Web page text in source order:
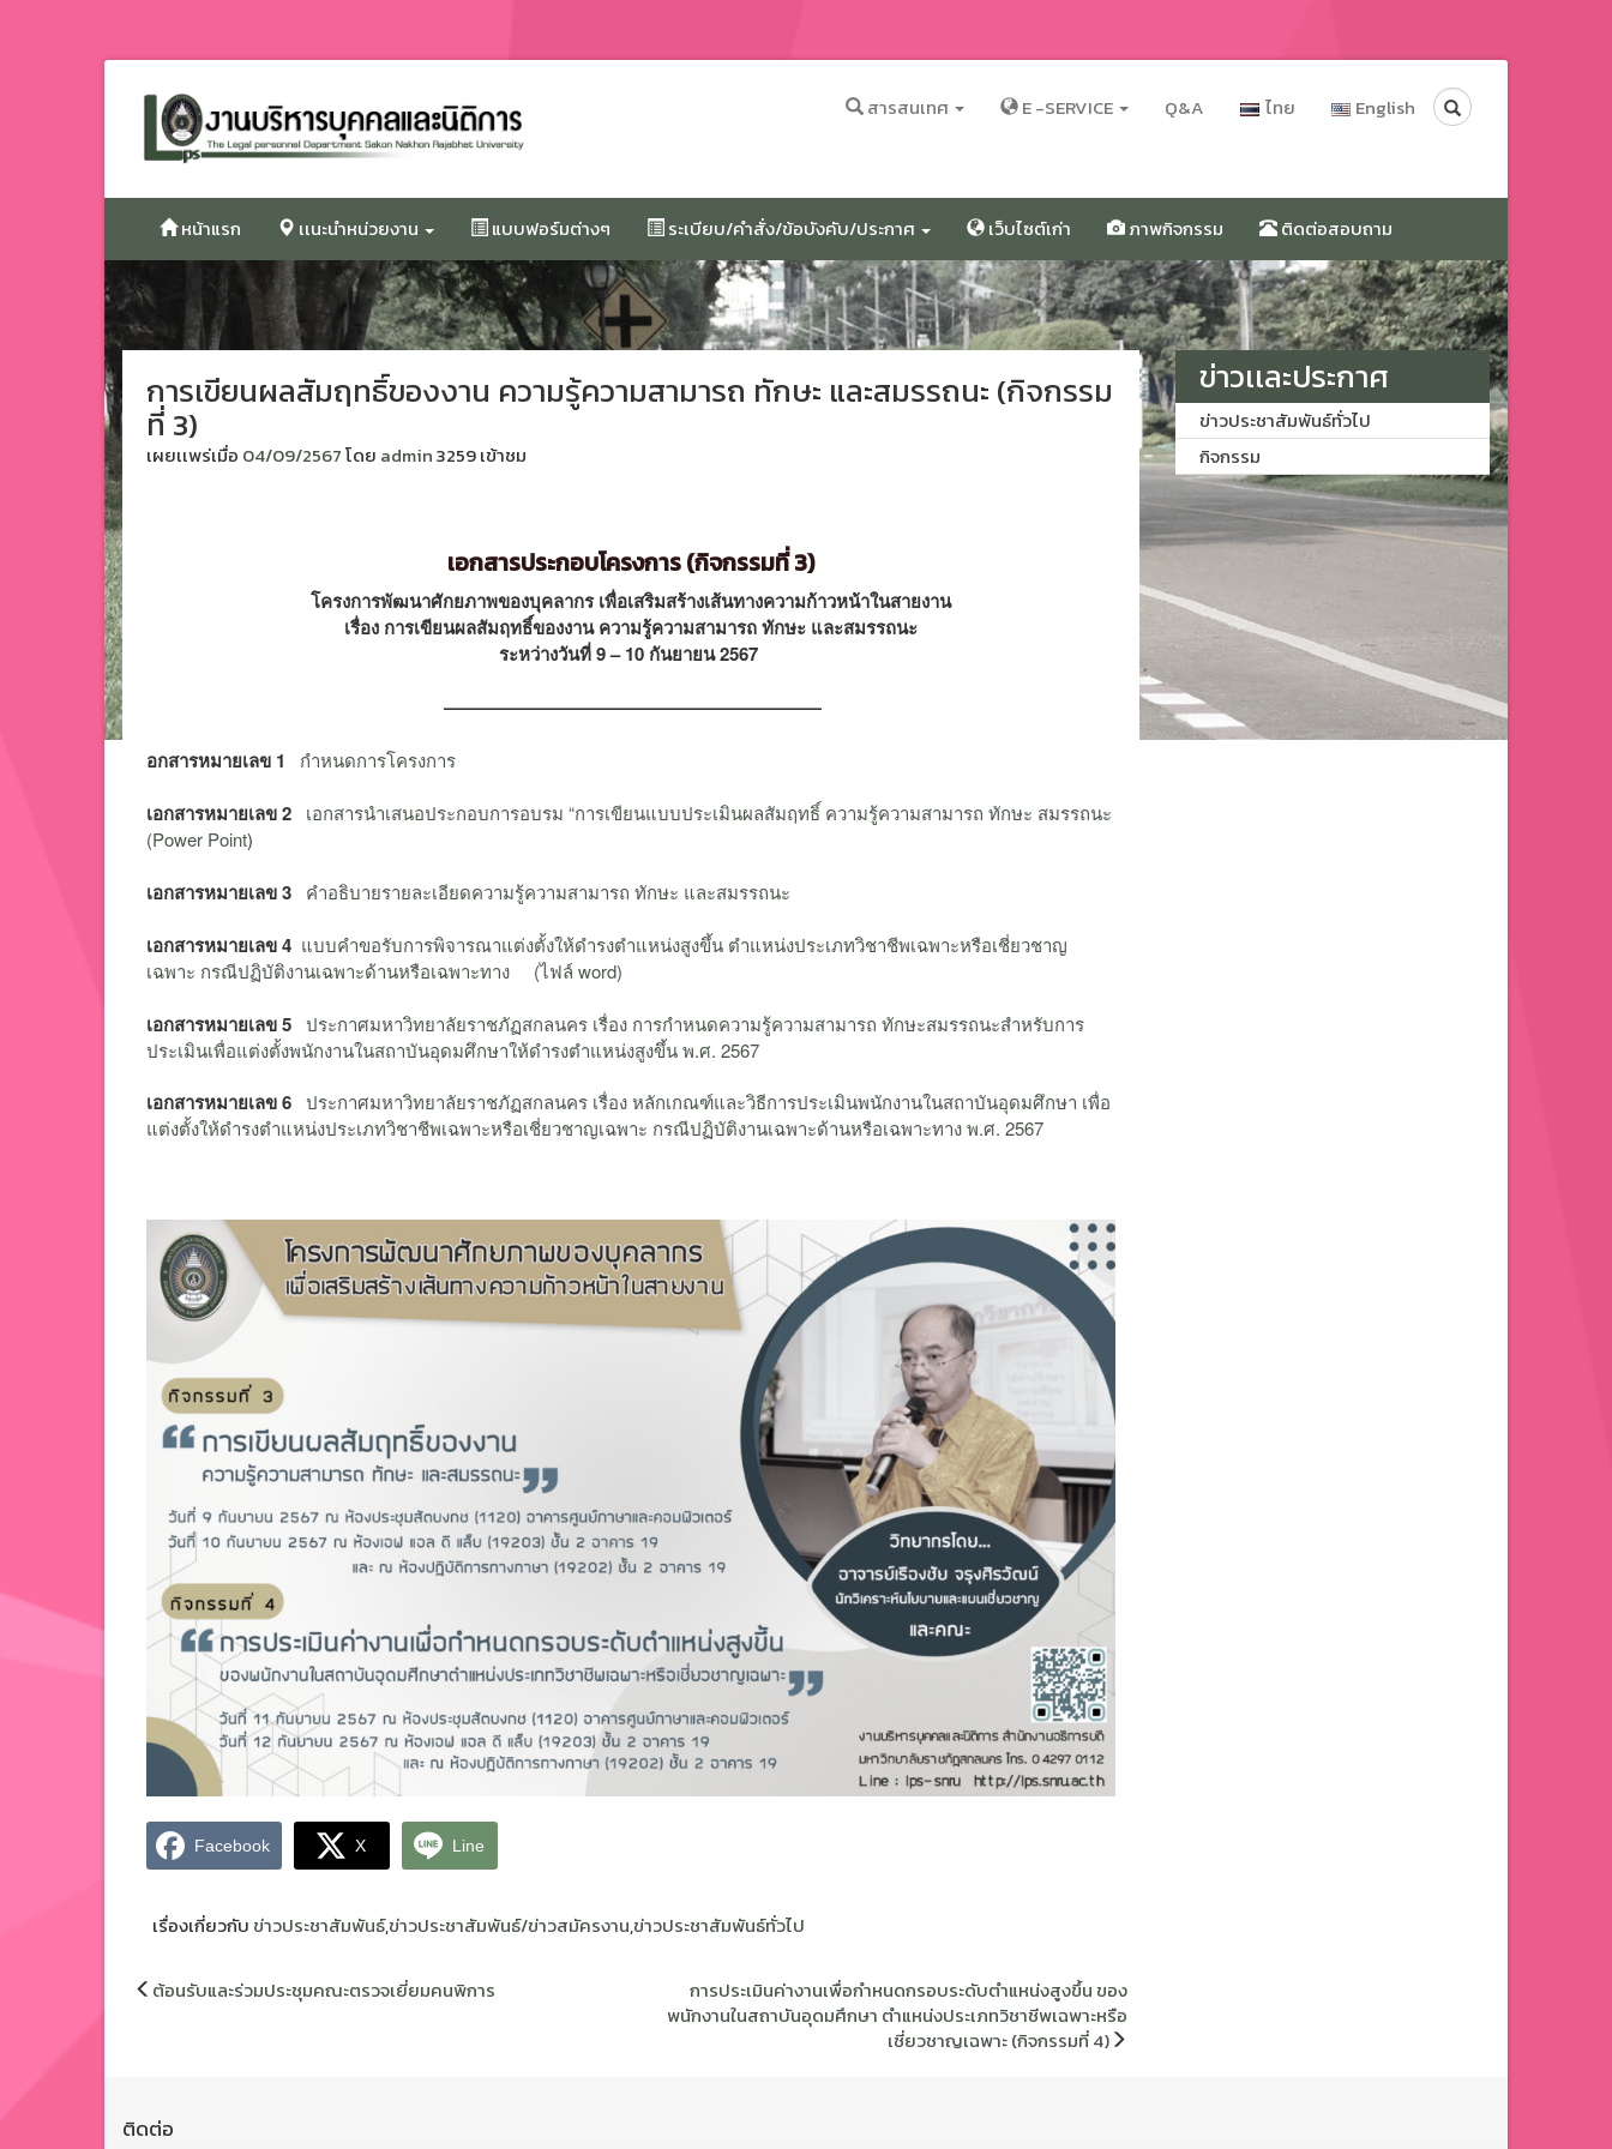
เนื้อหา
สารสนเทศ E -SERVICE Q&A ไทย English Search
หน้าแรก เเนะนำหน่วยงาน แบบฟอร์มต่างๆ ระเบียบ/คำสั่ง/ข้อบังคับ/ประกาศ เว็บไซต์เก่า ภาพกิจกรรม ติดต่อสอบถาม
การเขียนผลสัมฤทธิ์ของงาน ความรู้ความสามารถ ทักษะ และสมรรถนะ (กิจกรรม
ที่ 3)
เผยเเพร่เมื่อ 04/09/2567โดย admin3259 เข้าชม
เอกสารประกอบโครงการ (กิจกรรมที่ 3)
โครงการพัฒนาศักยภาพของบุคลากร เพื่อเสริมสร้างเส้นทางความก้าวหน้าในสายงาน
เรื่อง การเขียนผลสัมฤทธิ์ของงาน ความรู้ความสามารถ ทักษะ และสมรรถนะ
ระหว่างวันที่ 9 – 10 กันยายน 2567
—————————————————————
อกสารหมายเลข 1 กำหนดการโครงการ
เอกสารหมายเลข 2 เอกสารนำเสนอประกอบการอบรม “การเขียนแบบประเมินผลสัมฤทธิ์ ความรู้ความสามารถ ทักษะ สมรรถนะ
(Power Point)
เอกสารหมายเลข 3 คำอธิบายรายละเอียดความรู้ความสามารถ ทักษะ และสมรรถนะ
เอกสารหมายเลข 4 แบบคำขอรับการพิจารณาแต่งตั้งให้ดำรงตำแหน่งสูงขึ้น ตำแหน่งประเภทวิชาชีพเฉพาะหรือเชี่ยวชาญ
เฉพาะ กรณีปฏิบัติงานเฉพาะด้านหรือเฉพาะทาง
(ไฟล์ word)
เอกสารหมายเลข 5 ประกาศมหาวิทยาลัยราชภัฏสกลนคร เรื่อง การกำหนดความรู้ความสามารถ ทักษะสมรรถนะสำหรับการ
ประเมินเพื่อแต่งตั้งพนักงานในสถาบันอุดมศึกษาให้ดำรงตำแหน่งสูงขึ้น พ.ศ. 2567
เอกสารหมายเลข 6 ประกาศมหาวิทยาลัยราชภัฏสกลนคร เรื่อง หลักเกณฑ์และวิธีการประเมินพนักงานในสถาบันอุดมศึกษา เพื่อ
แต่งตั้งให้ดำรงตำแหน่งประเภทวิชาชีพเฉพาะหรือเชี่ยวชาญเฉพาะ กรณีปฏิบัติงานเฉพาะด้านหรือเฉพาะทาง พ.ศ. 2567
Facebook X Line
เรื่องเกี่ยวกับ ข่าวประชาสัมพันธ์,ข่าวประชาสัมพันธ์/ข่าวสมัครงาน,ข่าวประชาสัมพันธ์ทั่วไป
แนะแนว
ต้อนรับและร่วมประชุมคณะตรวจเยี่ยมคนพิการ
การประเมินค่างานเพื่อกำหนดกรอบระดับตำแหน่งสูงขึ้น ของ
พนักงานในสถาบันอุดมศึกษา ตำแหน่งประเภทวิชาชีพเฉพาะหรือ
เชี่ยวชาญเฉพาะ (กิจกรรมที่ 4)
ข่าวเเละประกาศ
ข่าวประชาสัมพันธ์ทั่วไป
กิจกรรม
ติดต่อ